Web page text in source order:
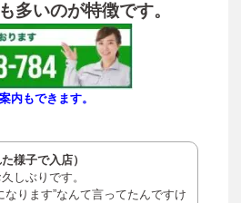
多いのが特徴です。
内もできます。
様子で入店）
しぶりです。
なります”なんて言ってたんですけ